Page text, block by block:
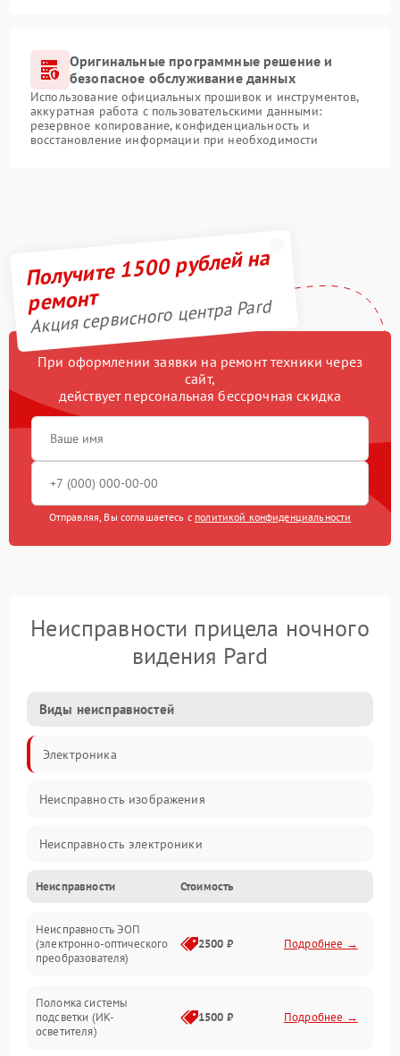
Оригинальные программные решение и
безопасное обслуживание данных
Использование официальных прошивок и инструментов,
аккуратная работа с пользовательскими данными:
резервное копирование, конфиденциальность и
восстановление информации при необходимости
Получите 1500 рублей на
ремонт
Акция сервисного центра Pard
При оформлении заявки на ремонт техники через
сайт,
действует персональная бессрочная скидка
Отправляя, Вы соглашаетесь с политикой конфиденциальности
Неисправности прицела ночного
видения Pard
Виды неисправностей
Электроника
Неисправность изображения
Неисправность электроники
Механические повреждения
Неисправность управления
Оптика
Неисправности Стоимость
Неисправность ЭОП
(электронно-оптического
преобразователя)
2500 ₽ Подробнее →
Поломка системы
подсветки (ИК-
осветителя)
1500 ₽ Подробнее →